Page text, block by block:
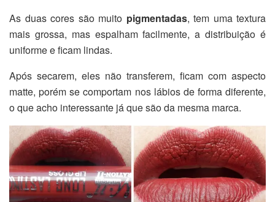
As duas cores são muito pigmentadas, tem uma textura
mais grossa, mas espalham facilmente, a distribuição é
uniforme e ficam lindas.
Após secarem, eles não transferem, ficam com aspecto
matte, porém se comportam nos lábios de forma diferente,
o que acho interessante já que são da mesma marca.